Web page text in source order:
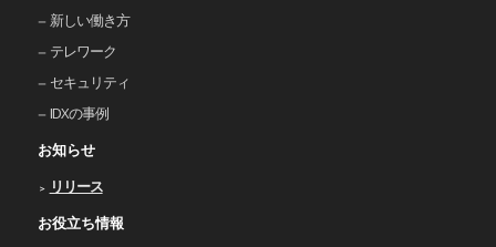
新しい働き⽅
テレワーク
セキュリティ
IDXの事例
お知らせ
リリース
お役立ち情報